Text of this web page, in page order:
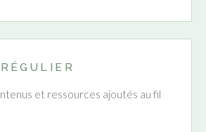
et ressources ajoutés au fil